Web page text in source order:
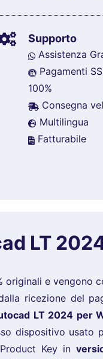
Supporto
Assistenza
Pagamenti
100%
Consegna
Multilingua
Fatturabile
LT
originali e vengono
ricezione del
LT 2024 per
dispositivo usato
Key in